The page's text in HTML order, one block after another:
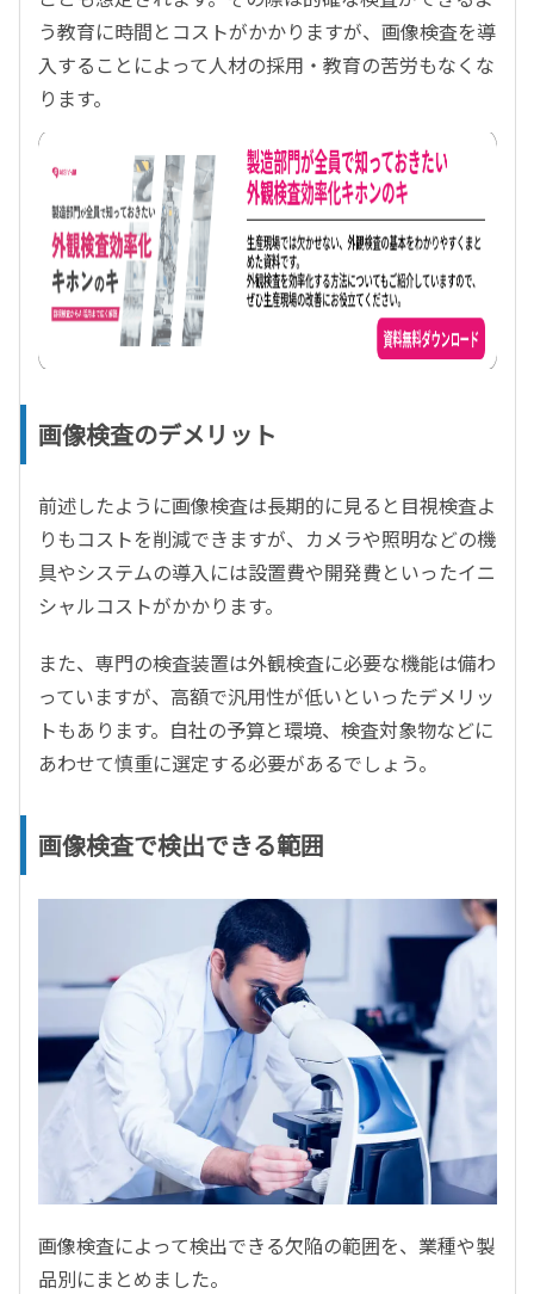
う教育に時間とコストがかかりますが、画像検査を導
入することによって人材の採用・教育の苦労もなくな
ります。
画像検査のデメリット
前述したように画像検査は長期的に見ると目視検査よ
りもコストを削減できますが、カメラや照明などの機
具やシステムの導入には設置費や開発費といったイニ
シャルコストがかかります。
また、専門の検査装置は外観検査に必要な機能は備わ
っていますが、高額で汎用性が低いといったデメリッ
トもあります。自社の予算と環境、検査対象物などに
あわせて慎重に選定する必要があるでしょう。
画像検査で検出できる範囲
画像検査によって検出できる欠陥の範囲を、業種や製
品別にまとめました。